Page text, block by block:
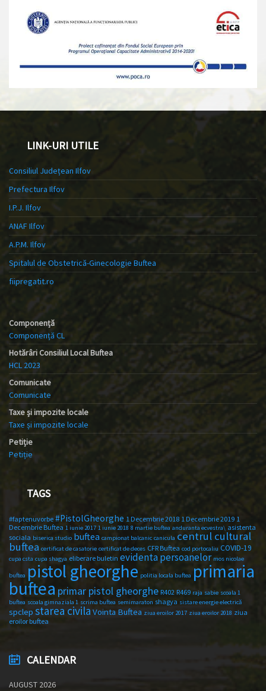
LINK-URI UTILE
Consiliul Județean Ilfov
Prefectura Ilfov
I.P.J. Ilfov
ANAF Ilfov
A.P.M. Ilfov
Spitalul de Obstetrică-Ginecologie Buftea
fiipregatit.ro
Componență
Componență CL
Hotărâri Consiliul Local Buftea
HCL 2023
Comunicate
Comunicate
Taxe și impozite locale
Taxe și impozite locale
Petiție
Petiție
TAGS
#faptenuvorbe #PistolGheorghe 1 Decembrie 2018 1 Decembrie 2019 1
Decembrie Buftea 1 iunie 2017 1 iunie 2018 8 martie buftea anduranta ecvestra\ asistenta
sociala biserica studio buftea campionat balcanic canicula centrul cultural
buftea certificat de casatorie certificat de deces CFR Buftea cod portocaliu COVID-19
cupa csta cupa shagya eliberare buletin evidenta persoanelor mos nicolae
buftea pistol gheorghe politia locala buftea primaria
buftea primar pistol gheorghe R402 R469 raja sabie scoala 1
buftea scoala gimnaziala 1 scrima buftea semimaraton shagya sistare energie electrică
spclep starea civila Vointa Buftea ziua eroilor 2017 ziua eroilor 2018 ziua
eroilor buftea
CALENDAR
AUGUST 2026